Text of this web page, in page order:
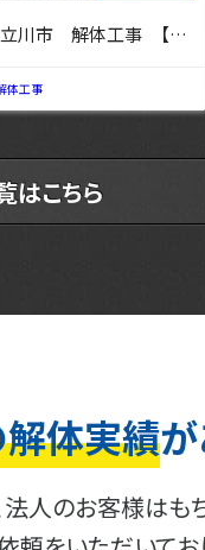
埼玉・神奈川の解体工事なら東央建設へ】
体工事
はこちら
体実績が
人のお客様はも